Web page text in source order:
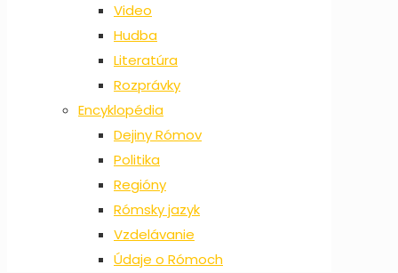
Video
Hudba
Literatúra
Rozprávky
Encyklopédia
Dejiny Rómov
Politika
Regióny
Rómsky jazyk
Vzdelávanie
Údaje o Rómoch